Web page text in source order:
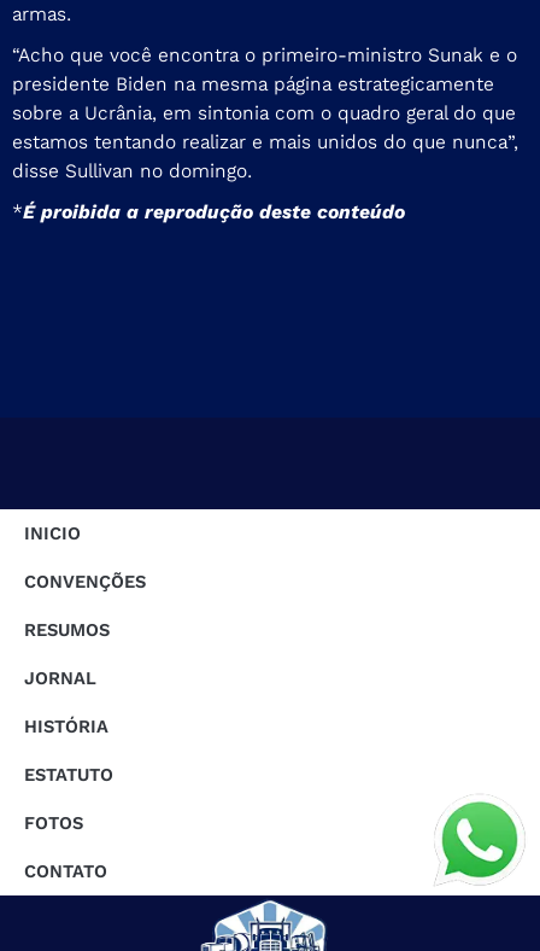
armas.
“Acho que você encontra o primeiro-ministro Sunak e o
presidente Biden na mesma página estrategicamente
sobre a Ucrânia, em sintonia com o quadro geral do que
estamos tentando realizar e mais unidos do que nunca”,
disse Sullivan no domingo.
*É proibida a reprodução deste conteúdo
INICIO
CONVENÇÕES
RESUMOS
JORNAL
HISTÓRIA
ESTATUTO
FOTOS
CONTATO